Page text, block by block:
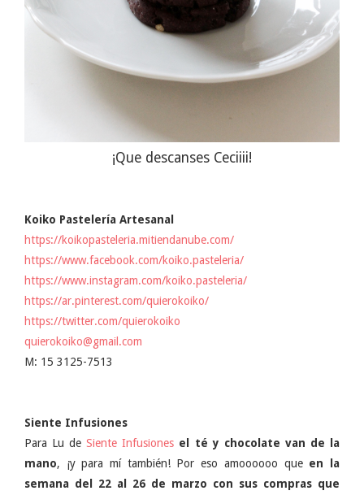
¡Que descanses Ceciiii!
Koiko Pastelería Artesanal
https://koikopasteleria.mitiendanube.com/
https://www.facebook.com/koiko.pasteleria/
https://www.instagram.com/koiko.pasteleria/
https://ar.pinterest.com/quierokoiko/
https://twitter.com/quierokoiko
quierokoiko@gmail.com
M: 15 3125-7513
Siente Infusiones
Para Lu deSiente Infusiones el té y chocolate van de la
mano, ¡y para mí también! Por eso amoooooo que en la
semana del 22 al 26 de marzo con sus compras que